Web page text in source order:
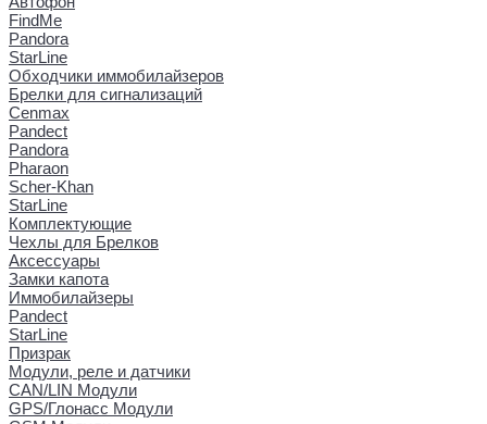
FindMe
Pandora
StarLine
Обходчики иммобилайзеров
Брелки для сигнализаций
Cenmax
Pandect
Pandora
Pharaon
Scher-Khan
StarLine
Комплектующие
Чехлы для Брелков
Аксессуары
Замки капота
Иммобилайзеры
Pandect
StarLine
Призрак
Модули, реле и датчики
CAN/LIN Модули
GPS/Глонасс Модули